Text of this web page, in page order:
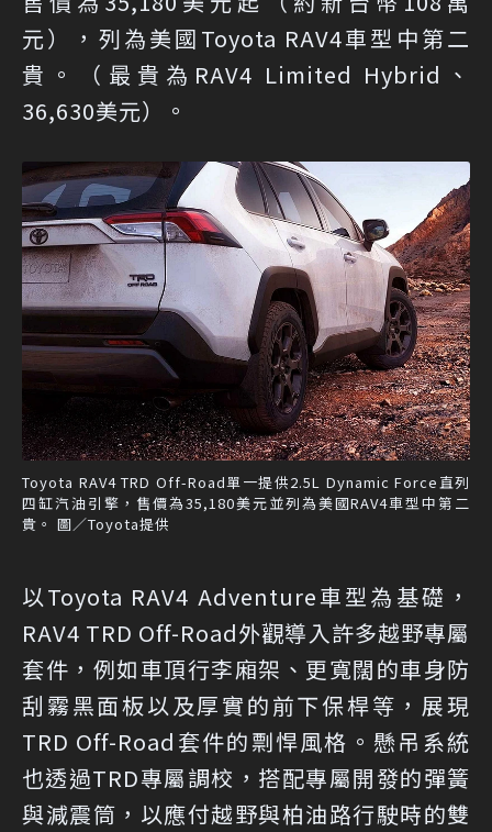
元），列為美國Toyota RAV4車型中第二
貴。（最貴為RAV4 Limited Hybrid、
36,630美元）。
Toyota RAV4 TRD Off-Road單一提供2.5L Dynamic Force直列
四缸汽油引擎，售價為35,180美元並列為美國RAV4車型中第二
貴。 圖／Toyota提供
以Toyota RAV4 Adventure車型為基礎，
RAV4 TRD Off-Road外觀導入許多越野專屬
套件，例如車頂行李廂架、更寬闊的車身防
刮霧黑面板以及厚實的前下保桿等，展現
TRD Off-Road套件的剽悍風格。懸吊系統
也透過TRD專屬調校，搭配專屬開發的彈簧
與減震筒，以應付越野與柏油路行駛時的雙